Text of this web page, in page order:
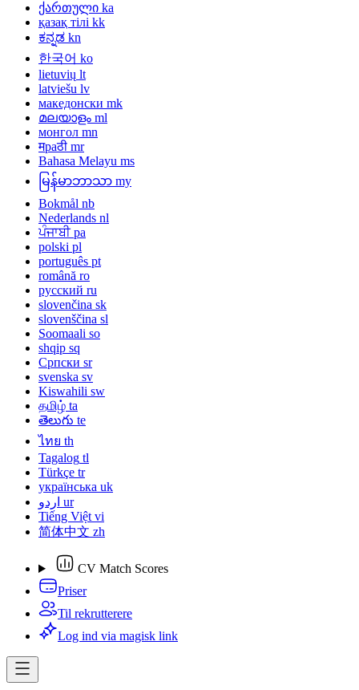
ქართული ka
қазақ тілі kk
ಕನ್ನಡ kn
한국어 ko
lietuvių lt
latviešu lv
македонски mk
മലയാളം ml
монгол mn
मраठी mr
Bahasa Melayu ms
မြန်မာဘာသာ my
Bokmål nb
Nederlands nl
ਪੰਜਾਬੀ pa
polski pl
português pt
română ro
русский ru
slovenčina sk
slovenščina sl
Soomaali so
shqip sq
Српски sr
svenska sv
Kiswahili sw
தமிழ் ta
తెలుగు te
ไทย th
Tagalog tl
Türkçe tr
українська uk
اردو ur
Tiếng Việt vi
简体中文 zh
CV Match Scores
Priser
Til rekrutterere
Log ind via magisk link